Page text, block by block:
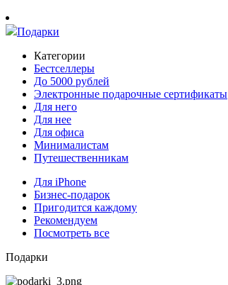
Подарки
Категории
Бестселлеры
До 5000 рублей
Электронные подарочные сертификаты
Для него
Для нее
Для офиса
Минималистам
Путешественникам
Для iPhone
Бизнес-подарок
Пригодится каждому
Рекомендуем
Посмотреть все
Подарки